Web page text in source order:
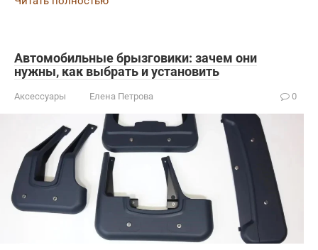
Автомобильные брызговики: зачем они
нужны, как выбрать и установить
Аксессуары Елена Петрова 0